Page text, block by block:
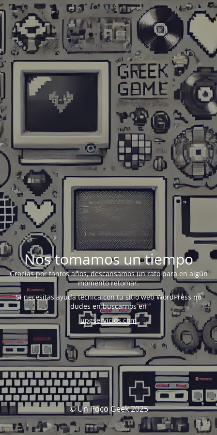
Nos tomamos un tiempo
Gracias por tantos años, descansamos un rato para en algún
momento retomar.
Si necesitas ayuda técnica con tu sitio web WordPress no
dudes en buscarnos en
upgservicios.com
© Un Poco Geek 2025